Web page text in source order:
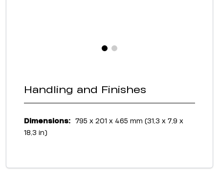
Handling and Finishes
Dimensions:
795 x 201 x 465 mm (31,3 x 7,9 x
18,3 in)